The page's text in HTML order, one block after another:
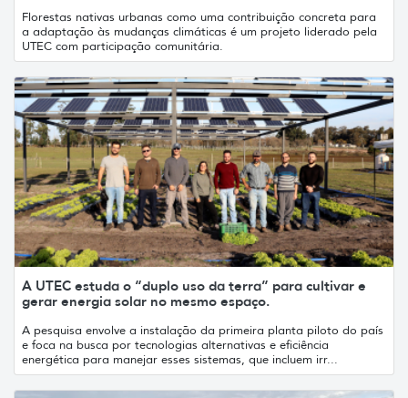
Florestas nativas urbanas como uma contribuição concreta para
a adaptação às mudanças climáticas é um projeto liderado pela
UTEC com participação comunitária.
A UTEC estuda o “duplo uso da terra” para cultivar e
gerar energia solar no mesmo espaço.
A pesquisa envolve a instalação da primeira planta piloto do país
e foca na busca por tecnologias alternativas e eficiência
energética para manejar esses sistemas, que incluem irr...